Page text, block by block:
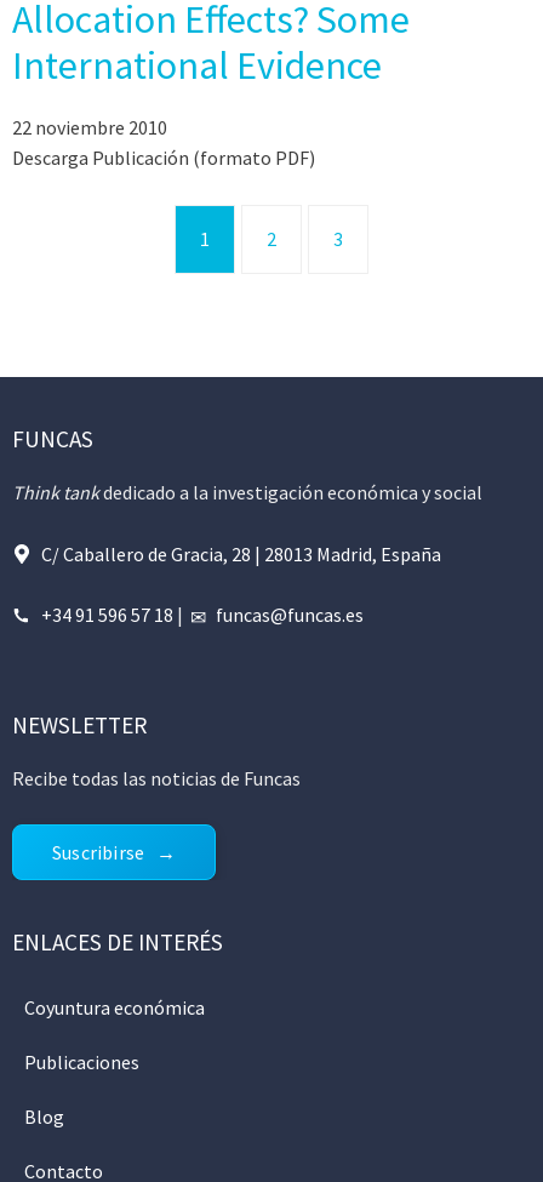
Allocation Effects? Some
International Evidence
22 noviembre 2010
Descarga Publicación (formato PDF)
1 2 3
FUNCAS
Think tankdedicado a la investigación económica y social
C/ Caballero de Gracia, 28 | 28013 Madrid, España
+34 91 596 57 18 | funcas@funcas.es
NEWSLETTER
Recibe todas las noticias de Funcas
Suscribirse
ENLACES DE INTERÉS
Coyuntura económica
Publicaciones
Blog
Contacto